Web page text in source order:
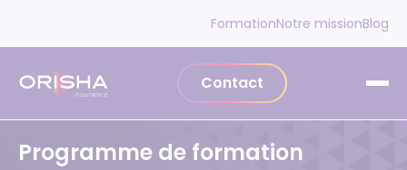
FormationNotre missionBlog
Contact
Programme de formation